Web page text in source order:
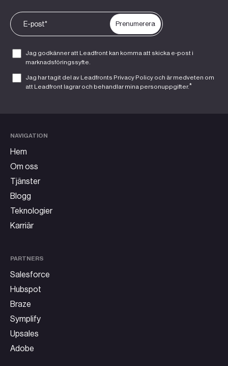
Jag godkänner att Leadfront kan komma att skicka e-post i
marknadsföringssyfte.
Jag har tagit del av Leadfronts Privacy Policy och är medveten om
att Leadfront lagrar och behandlar mina personuppgifter.*
NAVIGATION
Hem
Om oss
Tjänster
Blogg
Teknologier
Karriär
PARTNERS
Salesforce
Hubspot
Braze
Symplify
Upsales
Adobe